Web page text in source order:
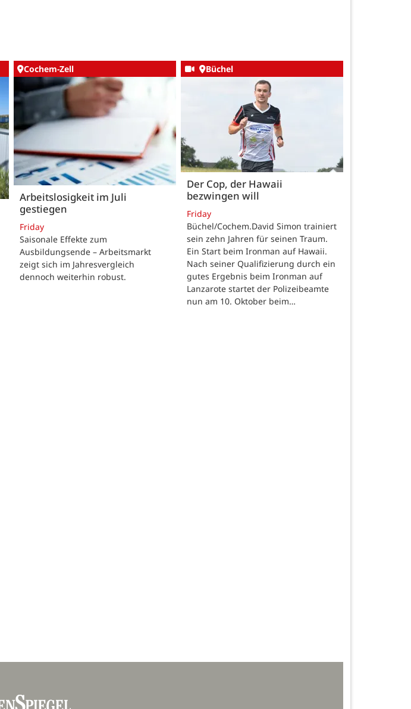
Cochem-Zell
Arbeitslosigkeit im Juli
gestiegen
Friday
Saisonale Effekte zum
Ausbildungsende – Arbeitsmarkt
zeigt sich im Jahresvergleich
dennoch weiterhin robust.
Büchel
Der Cop, der Hawaii
bezwingen will
Friday
Büchel/Cochem.David Simon trainiert
sein zehn Jahren für seinen Traum.
Ein Start beim Ironman auf Hawaii.
Nach seiner Qualifizierung durch ein
gutes Ergebnis beim Ironman auf
Lanzarote startet der Polizeibeamte
nun am 10. Oktober beim…